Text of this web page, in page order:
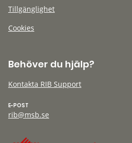
Tillgänglighet
Cookies
Behöver du hjälp?
Kontakta RIB Support
E-POST
rib@msb.se